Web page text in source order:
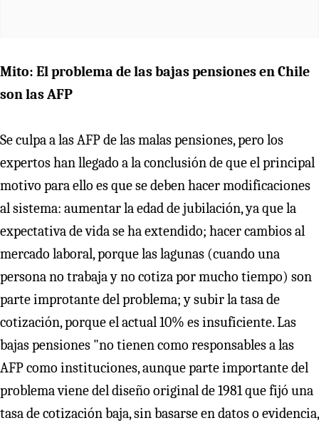
Mito: El problema de las bajas pensiones en Chile
son las AFP
Se culpa a las AFP de las malas pensiones, pero los
expertos han llegado a la conclusión de que el principal
motivo para ello es que se deben hacer modificaciones
al sistema: aumentar la edad de jubilación, ya que la
expectativa de vida se ha extendido; hacer cambios al
mercado laboral, porque las lagunas (cuando una
persona no trabaja y no cotiza por mucho tiempo) son
parte improtante del problema; y subir la tasa de
cotización, porque el actual 10% es insuficiente. Las
bajas pensiones "no tienen como responsables a las
AFP como instituciones, aunque parte importante del
problema viene del diseño original de 1981 que fijó una
tasa de cotización baja, sin basarse en datos o evidencia,